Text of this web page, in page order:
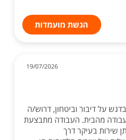
הגשת מועמדות
19/07/2026
על דיבור וביטחון, דרוש/ה
מהבית. העבודה מתבצעת
שירות בעיקר דרך